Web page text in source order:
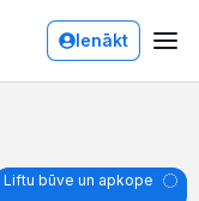
Ienākt
Liftu būve un apkope